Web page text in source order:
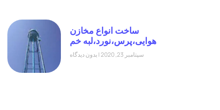
ساخت انواع مخازن
هوایی،پرس،نورد،لبه خم
سپتامبر 23, 2020 بدون دیدگاه